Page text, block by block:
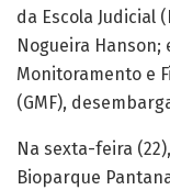
da Escola Judicial
Nogueira Hanson;
Monitoramento e
(GMF),
Na sexta-feira
Bioparque